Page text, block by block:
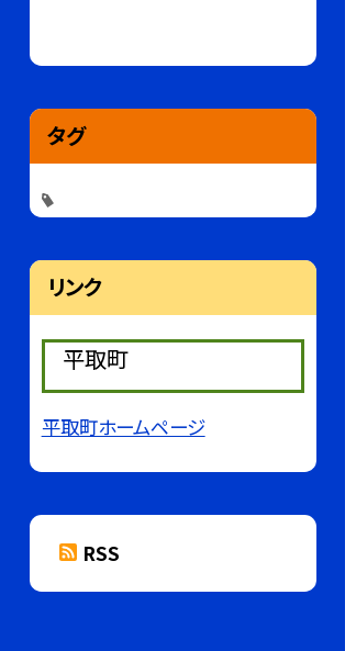
タグ
リンク
平取町
平取町ホームページ
RSS